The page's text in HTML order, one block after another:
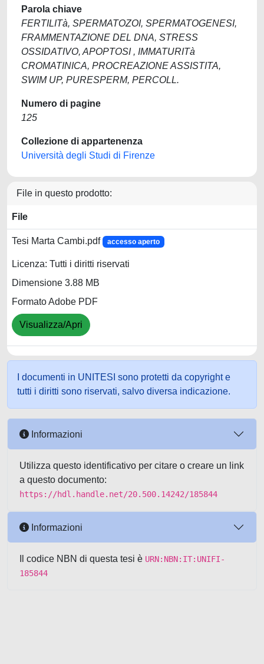
Parola chiave
FERTILITà, SPERMATOZOI, SPERMATOGENESI,
FRAMMENTAZIONE DEL DNA, STRESS
OSSIDATIVO, APOPTOSI , IMMATURITà
CROMATINICA, PROCREAZIONE ASSISTITA,
SWIM UP, PURESPERM, PERCOLL.
Numero di pagine
125
Collezione di appartenenza
Università degli Studi di Firenze
File in questo prodotto:
File
Tesi Marta Cambi.pdf accesso aperto
Licenza: Tutti i diritti riservati
Dimensione 3.88 MB
Formato Adobe PDF
Visualizza/Apri
I documenti in UNITESI sono protetti da copyright e
tutti i diritti sono riservati, salvo diversa indicazione.
Informazioni
Utilizza questo identificativo per citare o creare un link
a questo documento:
https://hdl.handle.net/20.500.14242/185844
Informazioni
Il codice NBN di questa tesi è URN:NBN:IT:UNIFI-
185844